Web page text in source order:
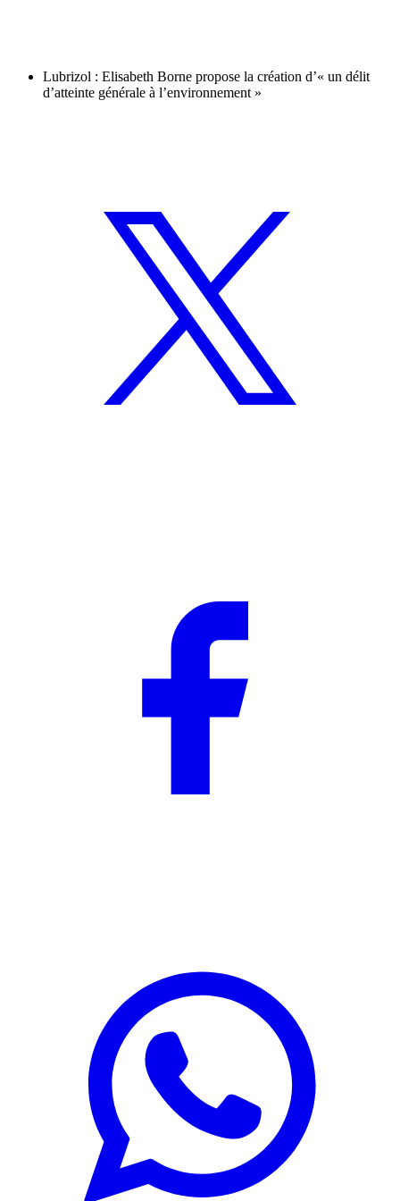
Lubrizol : Elisabeth Borne propose la création d’« un délit
d’atteinte générale à l’environnement »